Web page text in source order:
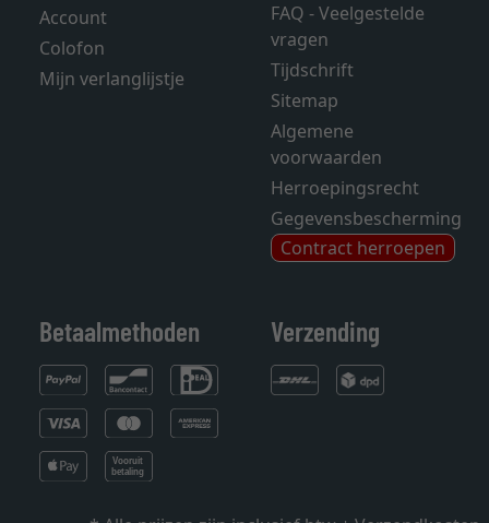
Account
Colofon
Mijn verlanglijstje
FAQ - Veelgestelde
vragen
Tijdschrift
Sitemap
Algemene
voorwaarden
Herroepingsrecht
Gegevensbescherming
Contract herroepen
Betaalmethoden Verzending